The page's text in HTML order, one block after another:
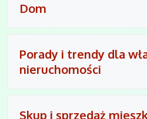
Dom
Porady i trendy dla
nieruchomości
Skup i sprzedaż